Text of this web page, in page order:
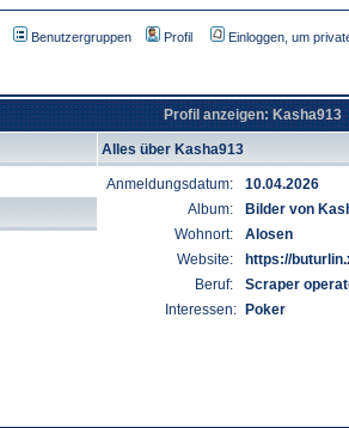
Benutzergruppen Profil Einloggen, um
Profil anzeigen: Kasha913
Alles über Kasha913
Anmeldungsdatum:
10.04.2026
Album:
Bilder von
Wohnort:
Alosen
Website:
https://
Beruf:
Scraper
Interessen:
Poker